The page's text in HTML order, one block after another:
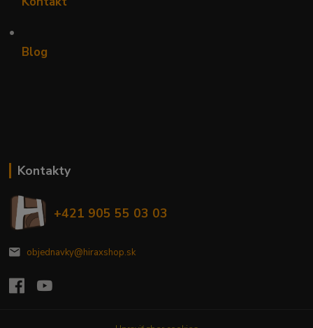
•
Blog
Kontakty
+421 905 55 03 03
objednavky@hiraxshop.sk